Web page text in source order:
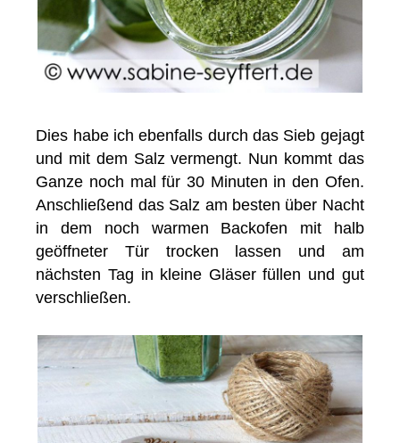
Dies habe ich ebenfalls durch das Sieb gejagt
und mit dem Salz vermengt. Nun kommt das
Ganze noch mal für 30 Minuten in den Ofen.
Anschließend das Salz am besten über Nacht
in dem noch warmen Backofen mit halb
geöffneter Tür trocken lassen und am
nächsten Tag in kleine Gläser füllen und gut
verschließen.